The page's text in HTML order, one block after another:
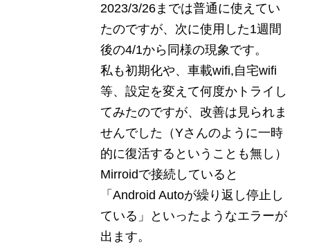
2023/3/26までは普通に使えてい
たのですが、次に使用した1週間
後の4/1から同様の現象です。
私も初期化や、車載wifi,自宅wifi
等、設定を変えて何度かトライし
てみたのですが、改善は見られま
せんでした（Yさんのように一時
的に復活するということも無し）
Mirroidで接続していると
「Android Autoが繰り返し停止し
ている」といったようなエラーが
出ます。